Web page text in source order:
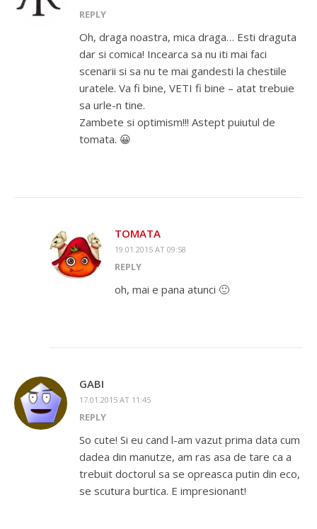
REPLY
Oh, draga noastra, mica draga… Esti draguta
dar si comica! Incearca sa nu iti mai faci
scenarii si sa nu te mai gandesti la chestiile
uratele. Va fi bine, VETI fi bine – atat trebuie
sa urle-n tine.
Zambete si optimism!!! Astept puiutul de
tomata. 😀
TOMATA
19.01.2015 AT 09:58
REPLY
oh, mai e pana atunci 🙂
GABI
17.01.2015 AT 11:45
REPLY
So cute! Si eu cand l-am vazut prima data cum
dadea din manutze, am ras asa de tare ca a
trebuit doctorul sa se opreasca putin din eco,
se scutura burtica. E impresionant!